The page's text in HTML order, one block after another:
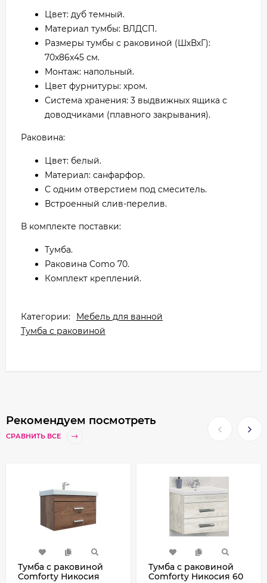
Цвет: дуб темный.
Материал тумбы: ВЛДСП.
Размеры тумбы с раковиной (ШхВхГ):
70x86x45 см.
Монтаж: напольный.
Цвет фурнитуры: хром.
Система хранения: 3 выдвижных ящика с
доводчиками (плавного закрывания).
Раковина:
Цвет: белый.
Материал: санфарфор.
С одним отверстием под смеситель.
Встроенный слив-перелив.
В комплекте поставки:
Тумба.
Раковина Como 70.
Комплект креплений.
Категории:
Мебель для ванной
Тумба с раковиной
Рекомендуем посмотреть
СРАВНИТЬ ВСЕ
Тумба с раковиной
Comforty Никосия
Тумба с раковиной
Comforty Никосия 60